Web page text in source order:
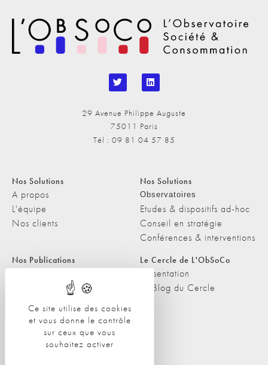
Ce site utilise des cookies
et vous donne le contrôle
sur ceux que vous
souhaitez activer
29 Avenue Philippe Auguste
75011 Paris
Tél : 09 81 04 57 85
Nos Solutions
A propos
L'équipe
Nos clients
Nos Solutions
Observatoires
Etudes & dispositifs ad-hoc
Conseil en stratégie
Conférences & interventions
Nos Publications
Les Podcasts de L'ObSoCo
L'ObSoCo dans les médias
Le Cercle de L'ObSoCo
Présentation
Le Blog du Cercle
Contacts
Nous contacter